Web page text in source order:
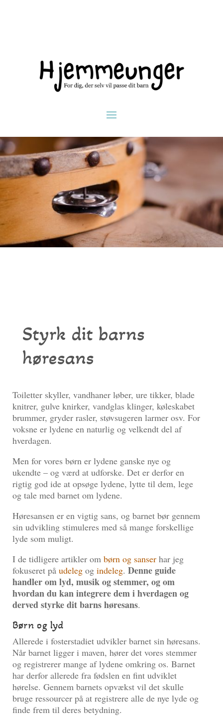
Styrk dit barns
høresans
Toiletter skyller, vandhaner løber, ure tikker, blade
knitrer, gulve knirker, vandglas klinger, køleskabet
brummer, gryder rasler, støvsugeren larmer osv. For
voksne er lydene en naturlig og velkendt del af
hverdagen.
Men for vores børn er lydene ganske nye og
ukendte – og værd at udforske. Det er derfor en
rigtig god ide at opsøge lydene, lytte til dem, lege
og tale med barnet om lydene.
Høresansen er en vigtig sans, og barnet bør gennem
sin udvikling stimuleres med så mange forskellige
lyde som muligt.
I de tidligere artikler om børn og sanserhar jeg
fokuseret på udelegog indeleg. Denne guide
handler om lyd, musik og stemmer, og om
hvordan du kan integrere dem i hverdagen og
derved styrke dit barns høresans.
Børn og lyd
Allerede i fosterstadiet udvikler barnet sin høresans.
Når barnet ligger i maven, hører det vores stemmer
og registrerer mange af lydene omkring os. Barnet
har derfor allerede fra fødslen en fint udviklet
hørelse. Gennem barnets opvækst vil det skulle
bruge ressourcer på at registrere alle de nye lyde og
finde frem til deres betydning.